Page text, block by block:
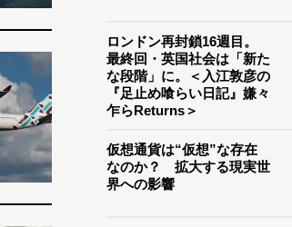
ロンドン再封鎖16週目。
最終回・英国社会は「新た
な段階」に。＜入江敦彦の
『足止め喰らい日記』嫌々
乍らReturns＞
仮想通貨は“仮想”な存在
なのか？ 拡大する現実世
界への影響